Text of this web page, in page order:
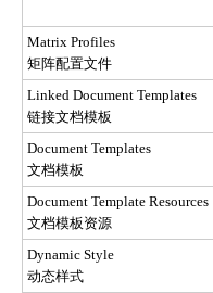
Matrix Profiles
矩阵配置文件
Linked Document Templates
链接文档模板
Document Templates
文档模板
Document Template Resources
文档模板资源
Dynamic Style
动态样式